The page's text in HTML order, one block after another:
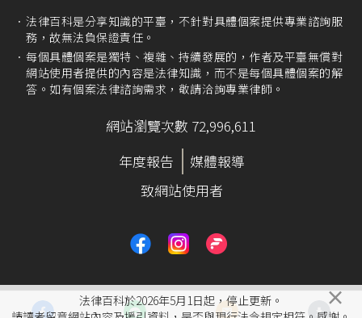
法律百科是分享知識的平臺，不針對具體個案提供專業諮詢服
務，故無法負保證責任。
每個具體個案是獨特、複雜、持續發展的，作者及平臺無償對
網站使用者提供的內容是法律知識，而不是每個具體個案的解
答。如有個案法律諮詢需求，敬請洽詢專業律師。
網站瀏覽次數 72,996,611
年度報告
媒體報導
致網站使用者
法律百科於2026年5月1日起，停止更新。
×